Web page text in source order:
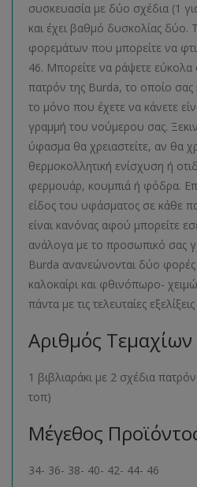
συσκευασία με δύο σχέδια (1
και έχει βαθμό δυσκολίας δύο.
φορεμάτων που μπορείτε να
46. Μπορείτε να ράψετε
πατρόν της Burda, το οποίο
το μόνο που έχετε να κάνετε
γραμμή του νούμερου σας.
ύφασμα θα χρειαστείτε, αν θα
θερμοκολλητική ενίσχυση ή
φερμουάρ, κουμπιά ή φόδρα.
είδος του υφάσματος σε κάθε
είναι κανόνας αφού μπορείτε
ανάλογα με το προσωπικό σας
Burda ανανεώνονται δύο
καλοκαίρι και φθινόπωρο-
πάντα με τις τελευταίες
Αριθμός
1 βιβλιαράκι με 2 σχέδια
τοπ)
Μέγεθος
34- 36- 38- 40- 42- 44- 46